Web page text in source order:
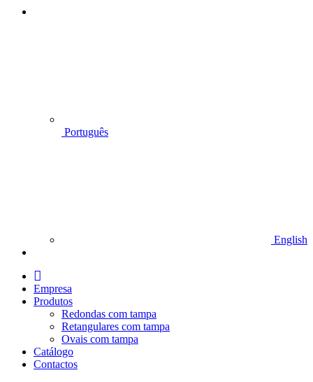
Português
English
n
i
Empresa
Produtos
Redondas com tampa
Retangulares com tampa
Ovais com tampa
Catálogo
Contactos